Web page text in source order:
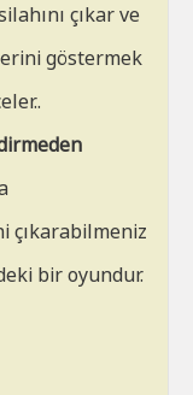
çıkar ve
göstermek
çıkarabilmeniz
bir oyundur.